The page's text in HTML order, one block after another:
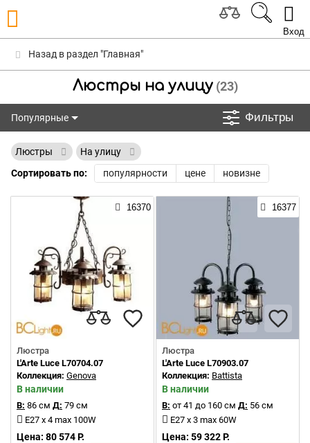
Вход
Назад в раздел "Главная"
Люстры на улицу(23)
Популярные
Популярные Фильтры
Люстры
На улицу
Сортировать по:
популярности цене новизне
16370
Люстра
L'Arte Luce L70704.07
Коллекция: Genova
В наличии
В: 86 см Д: 79 см
E27 х 4 max 100W
Цена: 80 574 Р.
16377
Люстра
L'Arte Luce L70903.07
Коллекция: Battista
В наличии
В: от 41 до 160 см Д: 56 см
E27 х 3 max 60W
Цена: 59 322 Р.